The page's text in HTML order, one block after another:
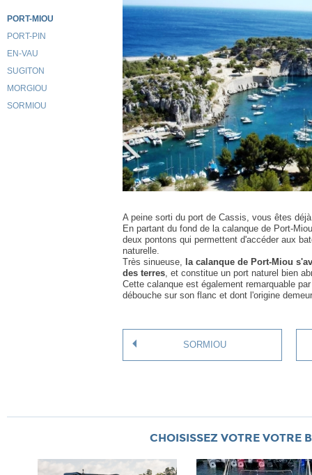
A peine sorti du port de Cassis, vous êtes
En partant du fond de la calanque de Port-
deux pontons qui permettent d'accéder aux
naturelle.
Très sinueuse, la calanque de Port-Miou
des terres, et constitue un port naturel bien
Cette calanque est également remarquable
débouche sur son flanc et dont l'origine
SORMIOU
PORT-MIOU
PORT-PIN
EN-VAU
SUGITON
MORGIOU
SORMIOU
CHOISISSEZ VOTRE VOTRE